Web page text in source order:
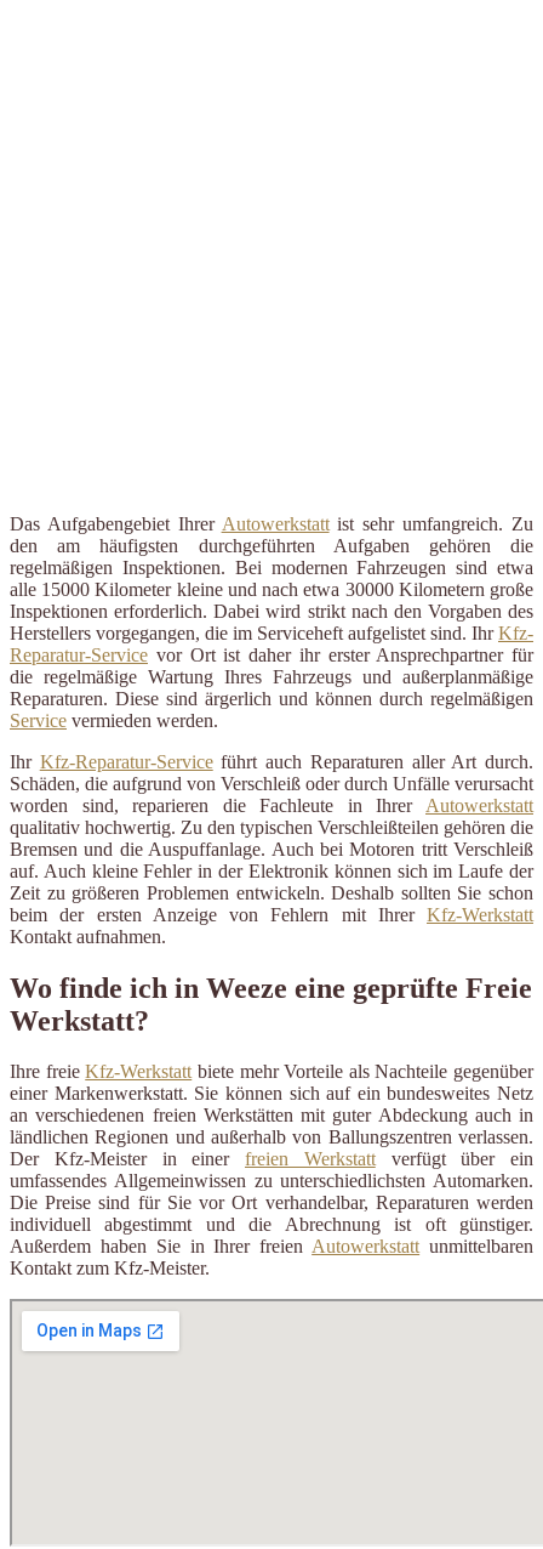
Das Aufgabengebiet Ihrer Autowerkstattist sehr umfangreich. Zu
den am häufigsten durchgeführten Aufgaben gehören die
regelmäßigen Inspektionen. Bei modernen Fahrzeugen sind etwa
alle 15000 Kilometer kleine und nach etwa 30000 Kilometern große
Inspektionen erforderlich. Dabei wird strikt nach den Vorgaben des
Herstellers vorgegangen, die im Serviceheft aufgelistet sind. IhrKfz-
Reparatur-Service vor Ort ist daher ihr erster Ansprechpartner für
die regelmäßige Wartung Ihres Fahrzeugs und außerplanmäßige
Reparaturen. Diese sind ärgerlich und können durch regelmäßigen
Service vermieden werden.
Ihr Kfz-Reparatur-Serviceführt auch Reparaturen aller Art durch.
Schäden, die aufgrund von Verschleiß oder durch Unfälle verursacht
worden sind, reparieren die Fachleute in Ihrer Autowerkstatt
qualitativ hochwertig. Zu den typischen Verschleißteilen gehören die
Bremsen und die Auspuffanlage. Auch bei Motoren tritt Verschleiß
auf. Auch kleine Fehler in der Elektronik können sich im Laufe der
Zeit zu größeren Problemen entwickeln. Deshalb sollten Sie schon
beim der ersten Anzeige von Fehlern mit Ihrer Kfz-Werkstatt
Kontakt aufnahmen.
Wo finde ich in Weeze eine geprüfte Freie
Werkstatt?
Ihre freieKfz-Werkstattbiete mehr Vorteile als Nachteile gegenüber
einer Markenwerkstatt. Sie können sich auf ein bundesweites Netz
an verschiedenen freien Werkstätten mit guter Abdeckung auch in
ländlichen Regionen und außerhalb von Ballungszentren verlassen.
Der Kfz-Meister in einer freien Werkstattverfügt über ein
umfassendes Allgemeinwissen zu unterschiedlichsten Automarken.
Die Preise sind für Sie vor Ort verhandelbar, Reparaturen werden
individuell abgestimmt und die Abrechnung ist oft günstiger.
Außerdem haben Sie in Ihrer freienAutowerkstattunmittelbaren
Kontakt zum Kfz-Meister.